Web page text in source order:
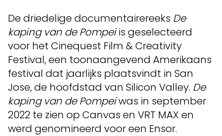
De driedelige documentairereeks De
kaping van de Pompeiis geselecteerd
voor het Cinequest Film & Creativity
Festival, een toonaangevend Amerikaans
festival dat jaarlijks plaatsvindt in San
Jose, de hoofdstad van Silicon Valley. De
kaping van de Pompeiwas in september
2022 te zien op Canvas en VRT MAX en
werd genomineerd voor een Ensor.